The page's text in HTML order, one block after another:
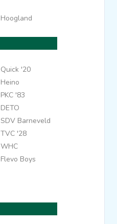
Hoogland
Quick '20
Heino
PKC '83
DETO
SDV Barneveld
TVC '28
WHC
Flevo Boys